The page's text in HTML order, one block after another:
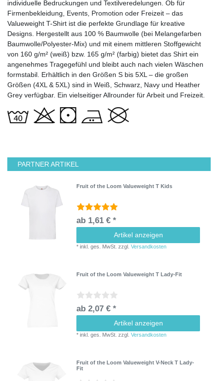
individuelle Bedruckungen und Textilveredelungen. Ob für
Firmenbekleidung, Events, Promotion oder Freizeit – das
Valueweight T-Shirt ist die perfekte Grundlage für kreative
Designs. Hergestellt aus 100 % Baumwolle (bei Melangefarben
Baumwolle/Polyester-Mix) und mit einem mittleren Stoffgewicht
von 160 g/m² (weiß) bzw. 165 g/m² (farbig) bietet das Shirt ein
angenehmes Tragegefühl und bleibt auch nach vielen Wäschen
formstabil. Erhältlich in den Größen S bis 5XL – die großen
Größen (4XL & 5XL) sind in Weiß, Schwarz, Navy und Heather
Grey verfügbar. Ein vielseitiger Allrounder für Arbeit und Freizeit.
PARTNER ARTIKEL
Fruit of the Loom Valueweight T Kids
ab 1,61 € *
Artikel anzeigen
*inkl. ges. MwSt. zzgl.Versandkosten
Fruit of the Loom Valueweight T Lady-Fit
ab 2,07 € *
Artikel anzeigen
*inkl. ges. MwSt. zzgl.Versandkosten
Fruit of the Loom Valueweight V-Neck T Lady-
Fit